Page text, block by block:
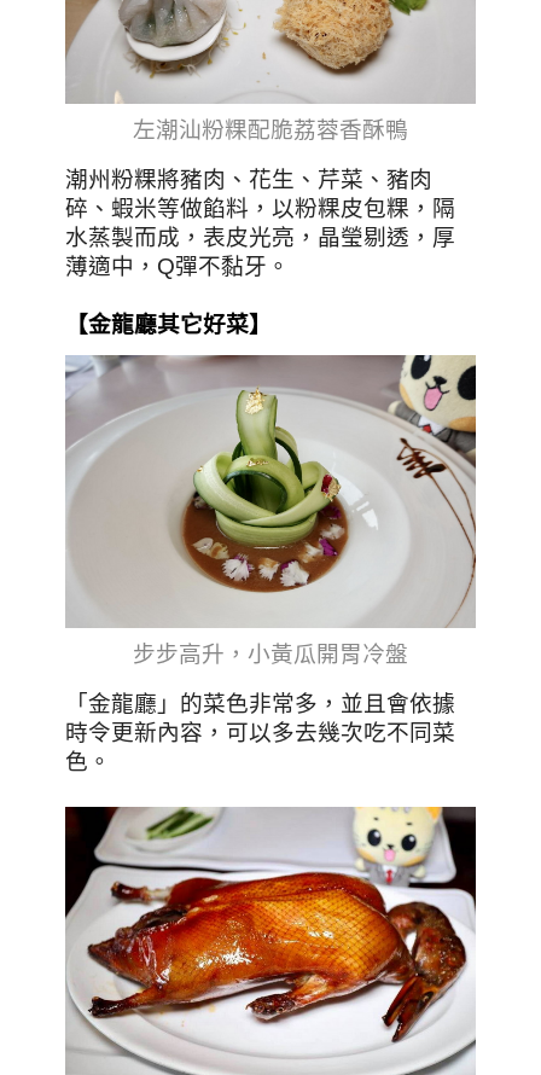
左潮汕粉粿配脆荔蓉香酥鴨
潮州粉粿將豬肉、花生、芹菜、豬肉
碎、蝦米等做餡料，以粉粿皮包粿，隔
水蒸製而成，表皮光亮，晶瑩剔透，厚
薄適中，Q彈不黏牙。
【金龍廳其它好菜】
步步高升，小黃瓜開胃冷盤
「金龍廳」 的菜色非常多，並且會依據
時令更新內容，可以多去幾次吃不同菜
色 。